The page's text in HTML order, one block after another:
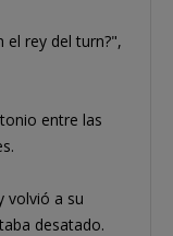
rey del turn?",
entre las
volvió a su
desatado.